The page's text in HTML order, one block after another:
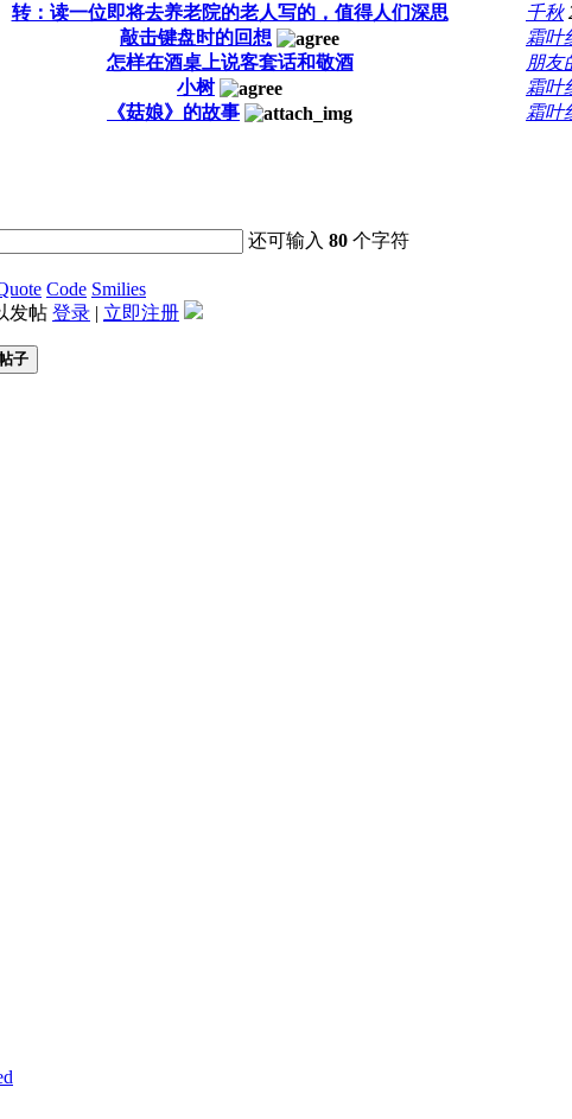
转：读一位即将去养老院的老人写的，值得人们深思
千秋
敲击键盘时的回想
霜叶
怎样在酒桌上说客套话和敬酒
朋友
小树
霜叶
《菇娘》的故事
霜叶
还可输入80 个字符
Code Smilies
发帖 登录 | 立即注册
子